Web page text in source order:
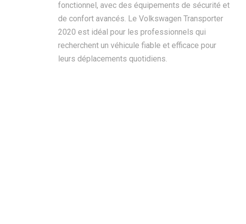
fonctionnel, avec des équipements de sécurité et
de confort avancés. Le Volkswagen Transporter
2020 est idéal pour les professionnels qui
recherchent un véhicule fiable et efficace pour
leurs déplacements quotidiens.